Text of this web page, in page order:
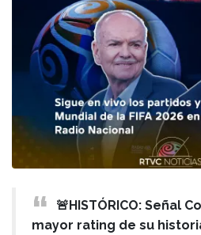
🚨HISTÓRICO: Señal
mayor rating de su